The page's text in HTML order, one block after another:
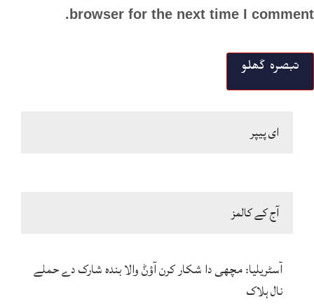
browser for the next time I comment.
ای پیپر
آج کے کالمز
آسٹریلیا: مچھی دا شکار کرن آؤݨ والا بندہ شارک دے حملے
نال ہلاک